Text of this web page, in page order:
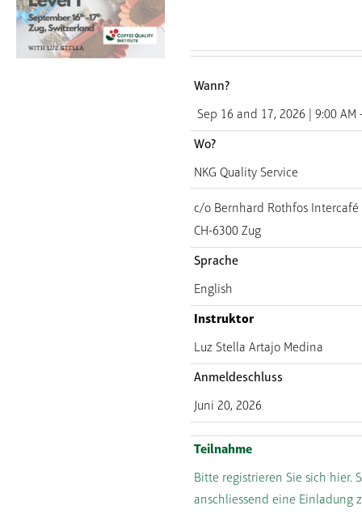
Wann?
Sep 16 and 17, 2026 | 9:00 AM
Wo?
NKG Quality Service
c/o Bernhard Rothfos Intercafé
CH-6300 Zug
Sprache
English
Instruktor
Luz Stella Artajo Medina
Anmeldeschluss
Juni 20, 2026
Teilnahme
Bitte registrieren Sie sich hier.
anschliessend eine Einladung